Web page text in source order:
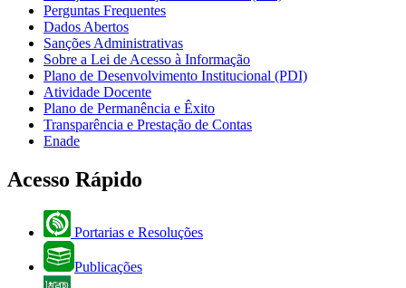
Perguntas Frequentes
Dados Abertos
Sanções Administrativas
Sobre a Lei de Acesso à Informação
Plano de Desenvolvimento Institucional (PDI)
Atividade Docente
Plano de Permanência e Êxito
Transparência e Prestação de Contas
Enade
Acesso Rápido
Portarias e Resoluções
Publicações